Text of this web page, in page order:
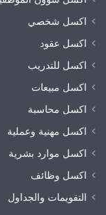
اكسل شخصي
اكسل عقود
اكسل للتدريب
اكسل مبيعات
اكسل محاسبة
اكسل مهنية وعملية
اكسل موارد بشرية
اكسل وظائف
التقويمات والجداول